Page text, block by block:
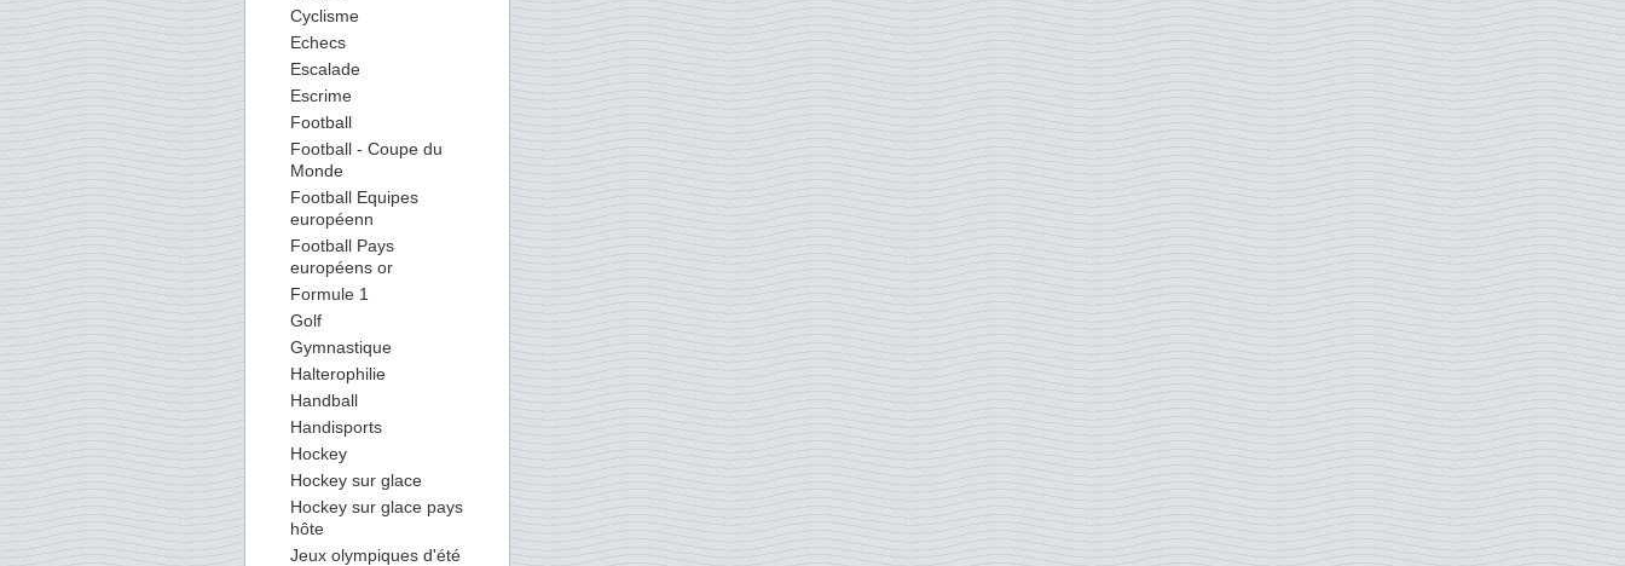
Cyclisme
Echecs
Escalade
Escrime
Football
Football - Coupe du
Monde
Football Equipes
européenn
Football Pays
européens or
Formule 1
Golf
Gymnastique
Halterophilie
Handball
Handisports
Hockey
Hockey sur glace
Hockey sur glace pays
hôte
Jeux olympiques d'été